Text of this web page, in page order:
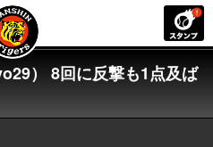
） 8回に反撃も1点及ば